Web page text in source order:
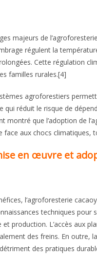
majeurs de
régulent la
Cette régulation
familles rurales.[4]
agroforestiers
qui réduit le risque de
montré que l’adoption de
face aux chocs climatiques,
en œuvre et
l’agroforesterie
techniques pour
production. L’accès aux
des freins. En outre,
des pratiques